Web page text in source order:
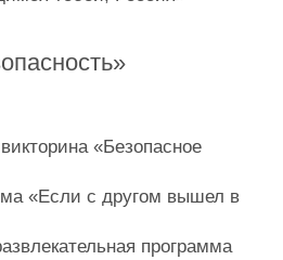
«Безопасное
«Если с другом вышел в
программа